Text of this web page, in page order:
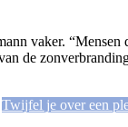
vaker.
de
Twijfel je over een